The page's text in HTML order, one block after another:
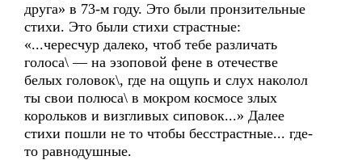
друга» в 73-м году. Это были пронзительные
стихи. Это были стихи страстные:
«...чересчур далеко, чтоб тебе различать
голоса\ — на эзоповой фене в отечестве
белых головок\, где на ощупь и слух наколол
ты свои полюса\ в мокром космосе злых
корольков и визгливых сиповок...» Далее
стихи пошли не то чтобы бесстрастные... где-
то равнодушные.